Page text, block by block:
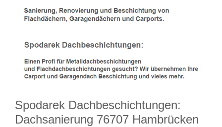
Spodarek Dachbeschichtungen:
Dachsanierung 76707 Hambrücken